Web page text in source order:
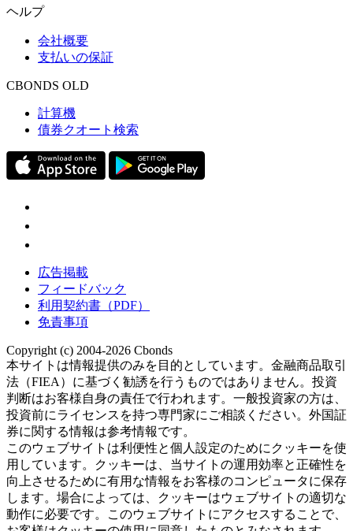
ヘルプ
会社概要
支払いの保証
CBONDS OLD
計算機
債券クオート検索
広告掲載
フィードバック
利用契約書（PDF）
免責事項
Copyright (c) 2004-2026 Cbonds
本サイトは情報提供のみを目的としています。金融商品取引
法（FIEA）に基づく勧誘を行うものではありません。投資
判断はお客様自身の責任で行われます。一般投資家の方は、
投資前にライセンスを持つ専門家にご相談ください。外国証
券に関する情報は参考情報です。
このウェブサイトは利便性と個人設定のためにクッキーを使
用しています。クッキーは、当サイトの運用効率と正確性を
向上させるために有用な情報をお客様のコンピュータに保存
します。場合によっては、クッキーはウェブサイトの適切な
動作に必要です。このウェブサイトにアクセスすることで、